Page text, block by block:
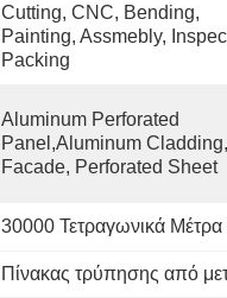
Cutting, CNC, Bending,
Painting, Assmebly,
Packing
Aluminum Perforated
Panel,aluminum Cladding,
Facade, Perforated Sheet
30000 Τετραγωνικά Μέτρα
Πίνακας τρύπησης από